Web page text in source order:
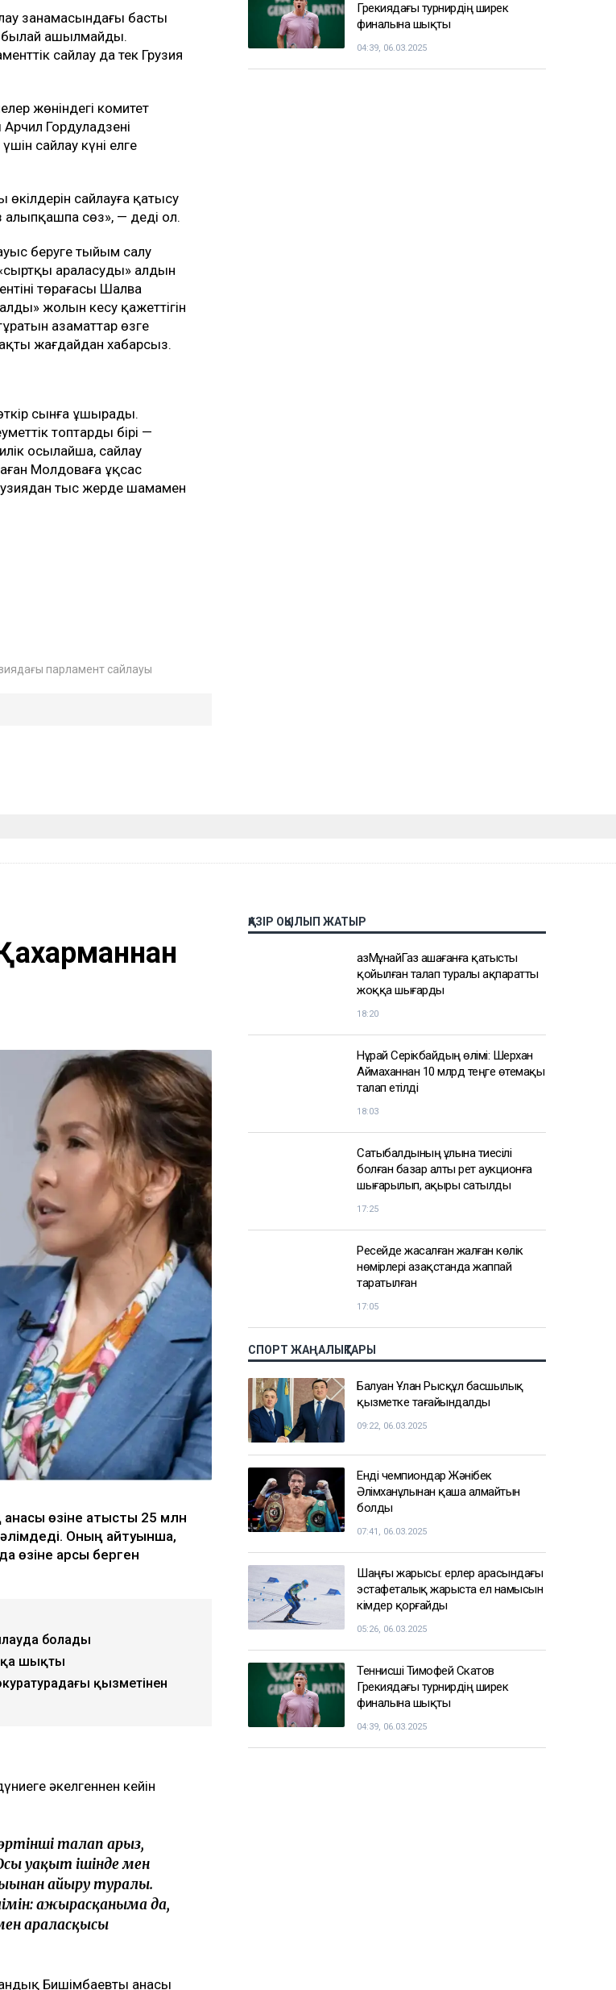
заңнамасындағы басты
былай ашылмайды.
сайлау да тек Грузия
жөніндегі комитет
Гордуладзенің
сайлау күні елге
өкілдерін сайлауға қатысу
алыпқашпа сөз», — деді ол.
беруге тыйым салу
араласудың» алдын
төрағасы Шалва
жолын кесу қажеттігін
азаматтар өзге
жағдайдан хабарсыз.
сынға ұшырады.
топтардың бірі —
осылайша, сайлау
Молдоваға ұқсас
тыс жерде шамамен
парламент сайлауы
Грекиядағы турнирдің ширек
финалына шықты
04:39, 06.03.2025
өзіне қатысты 25 млн
Оның айтуынша,
өзіне қарсы берген
болады
шықты
қызметінен
ҚАЗІР ОҚЫЛЫП ЖАТЫР
қойылған талап туралы ақпаратты
жоққа шығарды
18:20
Аймаханнан 10 млрд теңге өтемақы
талап етілді
18:03
Сатыбалдының ұлына тиесілі
болған базар алты рет аукционға
шығарылып, ақыры сатылды
Ресейде жасалған жалған көлік
нөмірлері Қазақстанда жаппай
таратылған
СПОРТ ЖАҢАЛЫҚТАРЫ
Балуан Ұлан Рысқұл басшылық
09:22, 06.03.2025
Әлімханұлынан қаша алмайтын
болды